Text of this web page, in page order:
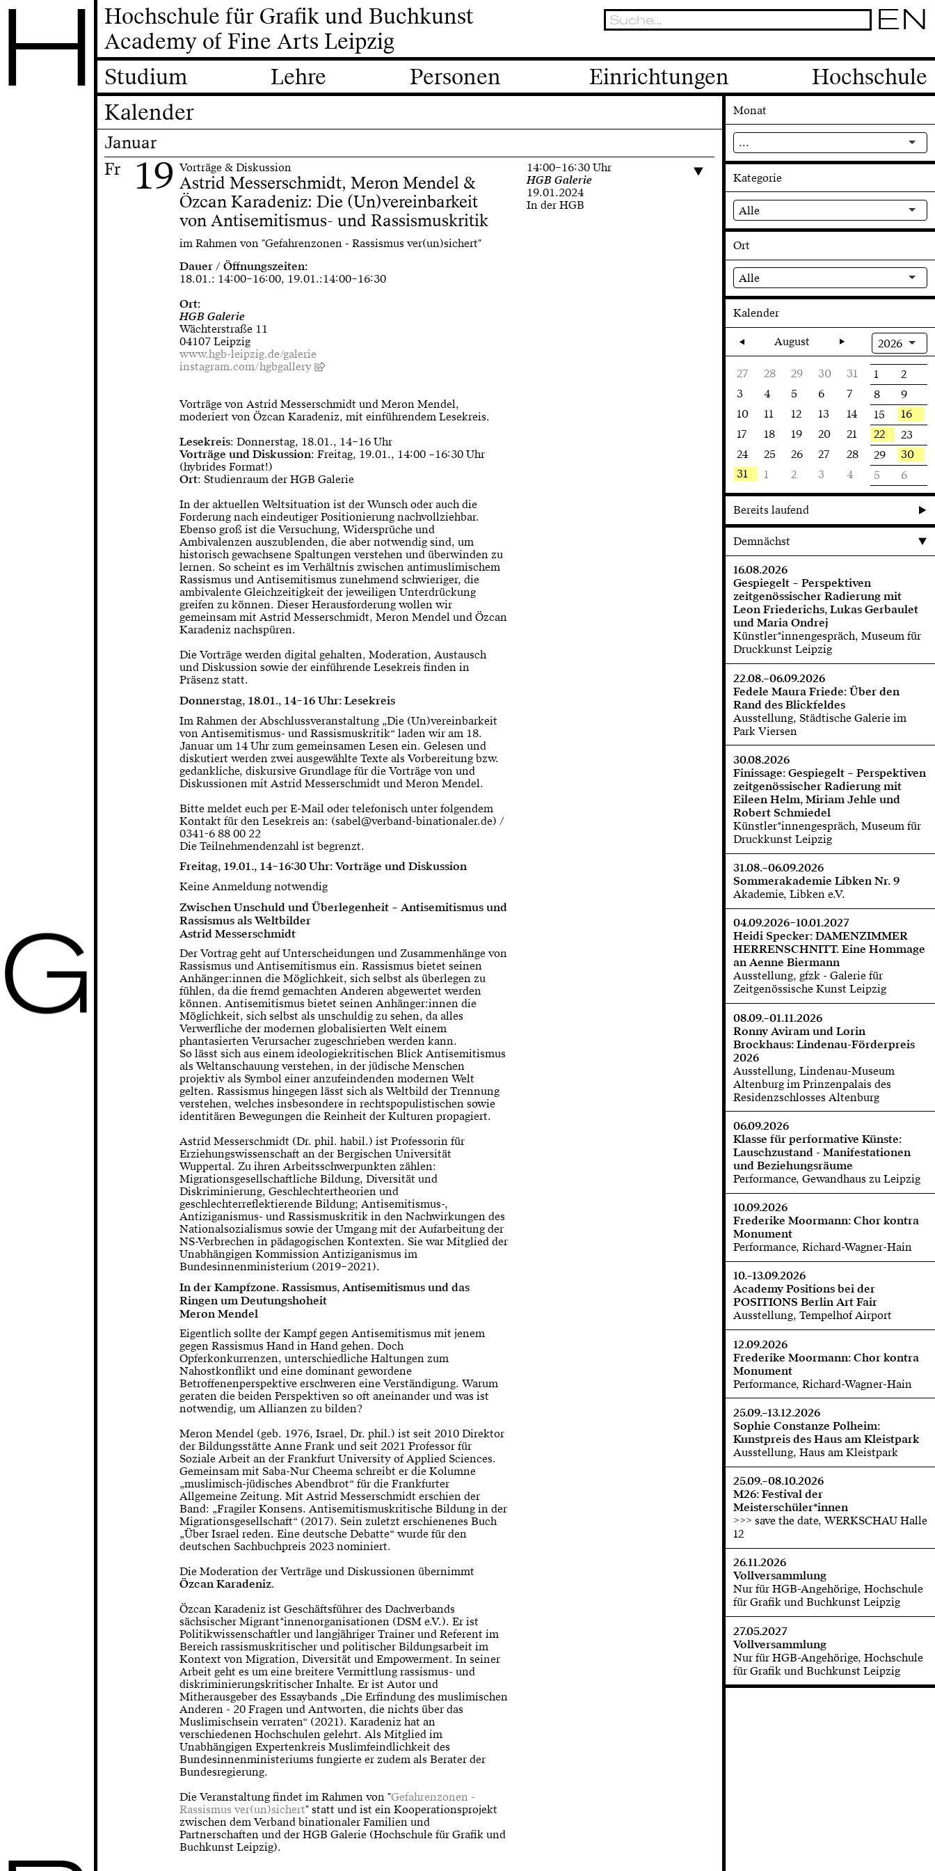
H
G
Hochschule für Grafik und Buchkunst
Academy of Fine Arts Leipzig
EN
Studium Lehre Personen Einrichtungen
Hochschule
Kalender
Januar
Fr
19 Vorträge & Diskussion
Astrid Messerschmidt, Meron Mendel &
Özcan Karadeniz: Die (Un)vereinbarkeit
von Antisemitismus- und Rassismuskritik
im Rahmen von "Gefahrenzonen - Rassismus ver(un)sichert"
Dauer / Öffnungszeiten:
18.01.: 14:00–16:00, 19.01.:14:00–16:30
Ort:
HGB Galerie
Wächterstraße 11
04107 Leipzig
www.hgb-leipzig.de/galerie
instagram.com/hgbgallery
Vorträge von Astrid Messerschmidt und Meron Mendel,
moderiert von Özcan Karadeniz, mit einführendem Lesekreis.
Lesekreis: Donnerstag, 18.01., 14–16 Uhr
Vorträge und Diskussion: Freitag, 19.01., 14:00 –16:30 Uhr
(hybrides Format!)
Ort: Studienraum der HGB Galerie
In der aktuellen Weltsituation ist der Wunsch oder auch die
Forderung nach eindeutiger Positionierung nachvollziehbar.
Ebenso groß ist die Versuchung, Widersprüche und
Ambivalenzen auszublenden, die aber notwendig sind, um
historisch gewachsene Spaltungen verstehen und überwinden zu
lernen. So scheint es im Verhältnis zwischen antimuslimischem
Rassismus und Antisemitismus zunehmend schwieriger, die
ambivalente Gleichzeitigkeit der jeweiligen Unterdrückung
greifen zu können. Dieser Herausforderung wollen wir
gemeinsam mit Astrid Messerschmidt, Meron Mendel und Özcan
Karadeniz nachspüren.
Die Vorträge werden digital gehalten, Moderation, Austausch
und Diskussion sowie der einführende Lesekreis finden in
Präsenz statt.
Donnerstag, 18.01., 14–16 Uhr: Lesekreis
Im Rahmen der Abschlussveranstaltung „Die (Un)vereinbarkeit
von Antisemitismus- und Rassismuskritik“ laden wir am 18.
Januar um 14 Uhr zum gemeinsamen Lesen ein. Gelesen und
diskutiert werden zwei ausgewählte Texte als Vorbereitung bzw.
gedankliche, diskursive Grundlage für die Vorträge von und
Diskussionen mit Astrid Messerschmidt und Meron Mendel.
Bitte meldet euch per E-Mail oder telefonisch unter folgendem
Kontakt für den Lesekreis an: (sabel@verband-binationaler.de) /
0341-6 88 00 22
Die Teilnehmendenzahl ist begrenzt.
Freitag, 19.01., 14–16:30 Uhr: Vorträge und Diskussion
Keine Anmeldung notwendig
Zwischen Unschuld und Überlegenheit – Antisemitismus und
Rassismus als Weltbilder
Astrid Messerschmidt
Der Vortrag geht auf Unterscheidungen und Zusammenhänge von
Rassismus und Antisemitismus ein. Rassismus bietet seinen
Anhänger:innen die Möglichkeit, sich selbst als überlegen zu
fühlen, da die fremd gemachten Anderen abgewertet werden
können. Antisemitismus bietet seinen Anhänger:innen die
Möglichkeit, sich selbst als unschuldig zu sehen, da alles
Verwerfliche der modernen globalisierten Welt einem
phantasierten Verursacher zugeschrieben werden kann.
So lässt sich aus einem ideologiekritischen Blick Antisemitismus
als Weltanschauung verstehen, in der jüdische Menschen
projektiv als Symbol einer anzufeindenden modernen Welt
gelten. Rassismus hingegen lässt sich als Weltbild der Trennung
verstehen, welches insbesondere in rechtspopulistischen sowie
identitären Bewegungen die Reinheit der Kulturen propagiert.
Astrid Messerschmidt (Dr. phil. habil.) ist Professorin für
Erziehungswissenschaft an der Bergischen Universität
Wuppertal. Zu ihren Arbeitsschwerpunkten zählen:
Migrationsgesellschaftliche Bildung, Diversität und
Diskriminierung, Geschlechtertheorien und
geschlechterreflektierende Bildung; Antisemitismus-,
Antiziganismus- und Rassismuskritik in den Nachwirkungen des
Nationalsozialismus sowie der Umgang mit der Aufarbeitung der
NS-Verbrechen in pädagogischen Kontexten. Sie war Mitglied der
Unabhängigen Kommission Antiziganismus im
Bundesinnenministerium (2019–2021).
In der Kampfzone. Rassismus, Antisemitismus und das
Ringen um Deutungshoheit
Meron Mendel
Eigentlich sollte der Kampf gegen Antisemitismus mit jenem
gegen Rassismus Hand in Hand gehen. Doch
Opferkonkurrenzen, unterschiedliche Haltungen zum
Nahostkonflikt und eine dominant gewordene
Betroffenenperspektive erschweren eine Verständigung. Warum
geraten die beiden Perspektiven so oft aneinander und was ist
notwendig, um Allianzen zu bilden?
Meron Mendel (geb. 1976, Israel, Dr. phil.) ist seit 2010 Direktor
der Bildungsstätte Anne Frank und seit 2021 Professor für
Soziale Arbeit an der Frankfurt University of Applied Sciences.
Gemeinsam mit Saba-Nur Cheema schreibt er die Kolumne
„muslimisch-jüdisches Abendbrot“ für die Frankfurter
Allgemeine Zeitung. Mit Astrid Messerschmidt erschien der
Band: „Fragiler Konsens. Antisemitismuskritische Bildung in der
Migrationsgesellschaft“ (2017). Sein zuletzt erschienenes Buch
„Über Israel reden. Eine deutsche Debatte“ wurde für den
deutschen Sachbuchpreis 2023 nominiert.
Die Moderation der Verträge und Diskussionen übernimmt
Özcan Karadeniz.
Özcan Karadeniz ist Geschäftsführer des Dachverbands
sächsischer Migrant*innenorganisationen (DSM e.V.). Er ist
Politikwissenschaftler und langjähriger Trainer und Referent im
Bereich rassismuskritischer und politischer Bildungsarbeit im
Kontext von Migration, Diversität und Empowerment. In seiner
Arbeit geht es um eine breitere Vermittlung rassismus- und
diskriminierungskritischer Inhalte. Er ist Autor und
Mitherausgeber des Essaybands „Die Erfindung des muslimischen
Anderen - 20 Fragen und Antworten, die nichts über das
Muslimischsein verraten“ (2021). Karadeniz hat an
verschiedenen Hochschulen gelehrt. Als Mitglied im
Unabhängigen Expertenkreis Muslimfeindlichkeit des
Bundesinnenministeriums fungierte er zudem als Berater der
Bundesregierung.
Die Veranstaltung findet im Rahmen von "Gefahrenzonen -
Rassismus ver(un)sichert" statt und ist ein Kooperationsprojekt
zwischen dem Verband binationaler Familien und
Partnerschaften und der HGB Galerie (Hochschule für Grafik und
Buchkunst Leipzig).
14:00–16:30 Uhr
HGB Galerie
19.01.2024
In der HGB
Monat
...
Kategorie
Alle
Ort
Alle
Kalender
2026
August
27 28 29 30 31 1
2
3
4 5 6 7 8
9
10
11 12 13 14 15
16
17
18 19 20 21 22
23
24
25 26 27 28 29
30
31
1 2 3 4 5 6
Bereits laufend
Demnächst
16.08.2026
Gespiegelt – Perspektiven
zeitgenössischer Radierung mit
Leon Friederichs, Lukas Gerbaulet
und Maria Ondrej
Künstler*innengespräch, Museum für
Druckkunst Leipzig
22.08.–06.09.2026
Fedele Maura Friede: Über den
Rand des Blickfeldes
Ausstellung, Städtische Galerie im
Park Viersen
30.08.2026
Finissage: Gespiegelt – Perspektiven
zeitgenössischer Radierung mit
Eileen Helm, Miriam Jehle und
Robert Schmiedel
Künstler*innengespräch, Museum für
Druckkunst Leipzig
31.08.–06.09.2026
Sommerakademie Libken Nr. 9
Akademie, Libken e.V.
04.09.2026–10.01.2027
Heidi Specker: DAMENZIMMER
HERRENSCHNITT. Eine Hommage
an Aenne Biermann
Ausstellung, gfzk - Galerie für
Zeitgenössische Kunst Leipzig
08.09.–01.11.2026
Ronny Aviram und Lorin
Brockhaus: Lindenau-Förderpreis
2026
Ausstellung, Lindenau-Museum
Altenburg im Prinzenpalais des
Residenzschlosses Altenburg
06.09.2026
Klasse für performative Künste:
Lauschzustand - Manifestationen
und Beziehungsräume
Performance, Gewandhaus zu Leipzig
10.09.2026
Frederike Moormann: Chor kontra
Monument
Performance, Richard-Wagner-Hain
10.–13.09.2026
Academy Positions bei der
POSITIONS Berlin Art Fair
Ausstellung, Tempelhof Airport
12.09.2026
Frederike Moormann: Chor kontra
Monument
Performance, Richard-Wagner-Hain
25.09.–13.12.2026
Sophie Constanze Polheim:
Kunstpreis des Haus am Kleistpark
Ausstellung, Haus am Kleistpark
25.09.–08.10.2026
M26: Festival der
Meisterschüler*innen
>>> save the date, WERKSCHAU Halle
12
26.11.2026
Vollversammlung
Nur für HGB-Angehörige, Hochschule
für Grafik und Buchkunst Leipzig
27.05.2027
Vollversammlung
Nur für HGB-Angehörige, Hochschule
für Grafik und Buchkunst Leipzig